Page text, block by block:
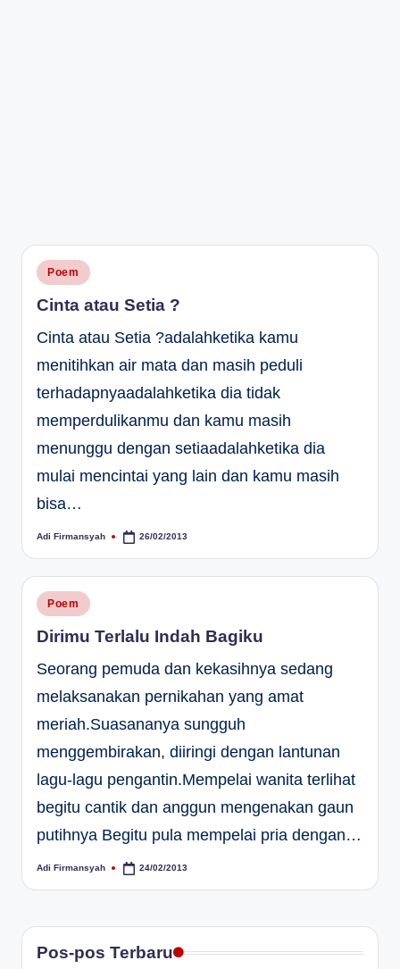
Posted
in
Poem
Cinta atau Setia ?
Cinta atau Setia ?adalahketika kamu
menitihkan air mata dan masih peduli
terhadapnyaadalahketika dia tidak
memperdulikanmu dan kamu masih
menunggu dengan setiaadalahketika dia
mulai mencintai yang lain dan kamu masih
bisa…
Posted
Adi Firmansyah 26/02/2013
Posted
in
Poem
Dirimu Terlalu Indah Bagiku
Seorang pemuda dan kekasihnya sedang
melaksanakan pernikahan yang amat
meriah.Suasananya sungguh
menggembirakan, diiringi dengan lantunan
lagu-lagu pengantin.Mempelai wanita terlihat
begitu cantik dan anggun mengenakan gaun
putihnya Begitu pula mempelai pria dengan…
Posted
Adi Firmansyah 24/02/2013
Pos-pos Terbaru